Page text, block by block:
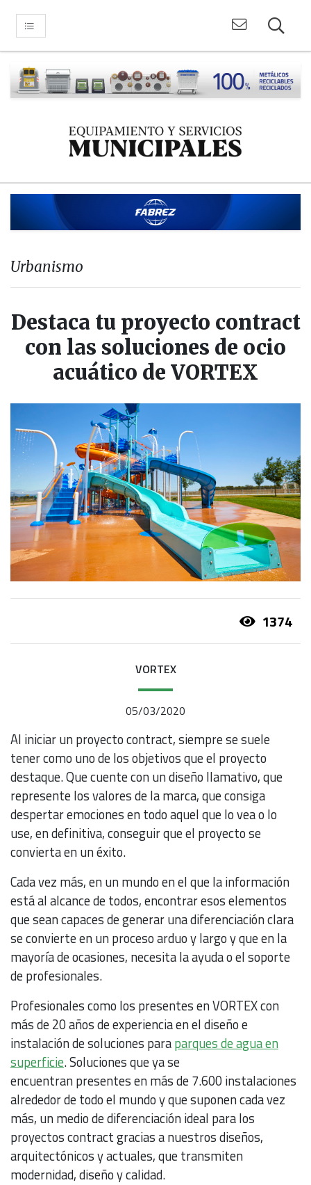
Urbanismo
Destaca tu proyecto contract
con las soluciones de ocio
acuático de VORTEX
1374
VORTEX
05/03/2020
Al iniciar un proyecto contract, siempre se suele
tener como uno de los objetivos que el proyecto
destaque. Que cuente con un diseño llamativo, que
represente los valores de la marca, que consiga
despertar emociones en todo aquel que lo vea o lo
use, en definitiva, conseguir que el proyecto se
convierta en un éxito.
Cada vez más, en un mundo en el que la información
está al alcance de todos, encontrar esos elementos
que sean capaces de generar una diferenciación clara
se convierte en un proceso arduo y largo y que en la
mayoría de ocasiones, necesita la ayuda o el soporte
de profesionales.
Profesionales como los presentes en VORTEX con
más de 20 años de experiencia en el diseño e
instalación de soluciones paraparques de agua en
superficie. Soluciones que ya se
encuentran presentes en más de 7.600 instalaciones
alrededor de todo el mundo y que suponen cada vez
más, un medio de diferenciación ideal para los
proyectos contract gracias a nuestros diseños,
arquitectónicos y actuales, que transmiten
modernidad, diseño y calidad.